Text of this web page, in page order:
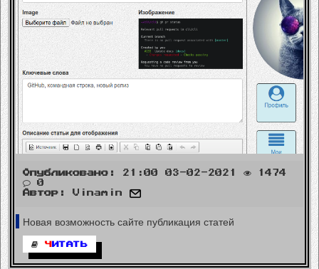
Опубликовано: 21:00 03-02-2021
1474
0
Автор:
Vinamin
Новая возможность сайте публикация статей
Ч ИТАТЬ